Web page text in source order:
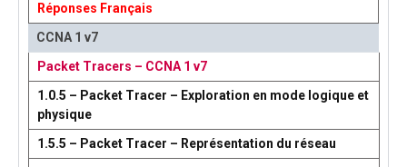
Réponses Français
CCNA 1 v7
Packet Tracers – CCNA 1 v7
1.0.5 – Packet Tracer – Exploration en mode logique et
physique
1.5.5 – Packet Tracer – Représentation du réseau